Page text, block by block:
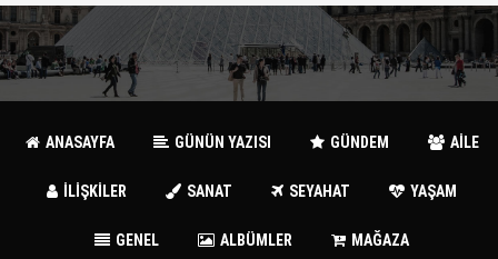
ANASAYFA GÜNÜN YAZISI GÜNDEM AİLE
İLİŞKİLER SANAT SEYAHAT YAŞAM
GENEL ALBÜMLER MAĞAZA